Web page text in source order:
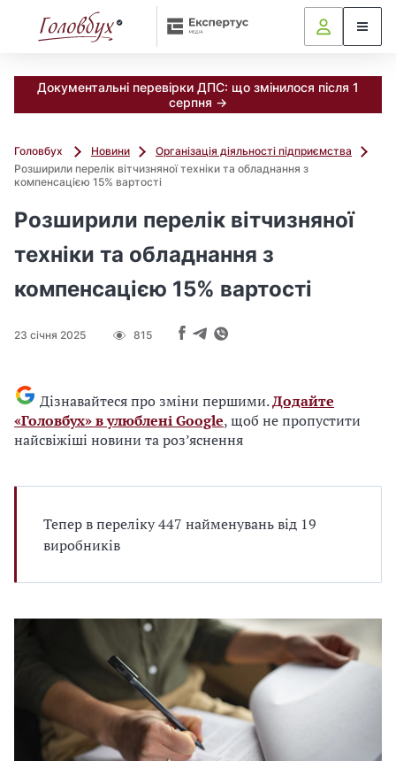
Документальні перевірки ДПС: що змінилося після 1
серпня →
Головбух Новини
Організація діяльності підприємства
Розширили перелік вітчизняної техніки та обладнання з
компенсацією 15% вартості
Розширили перелік вітчизняної
техніки та обладнання з
компенсацією 15% вартості
23 січня 2025 815
Дізнавайтеся про зміни першими.Додайте
«Головбух» в улюблені Google, щоб не пропустити
найсвіжіші новини та роз’яснення
Тепер в переліку 447 найменувань від 19
виробників